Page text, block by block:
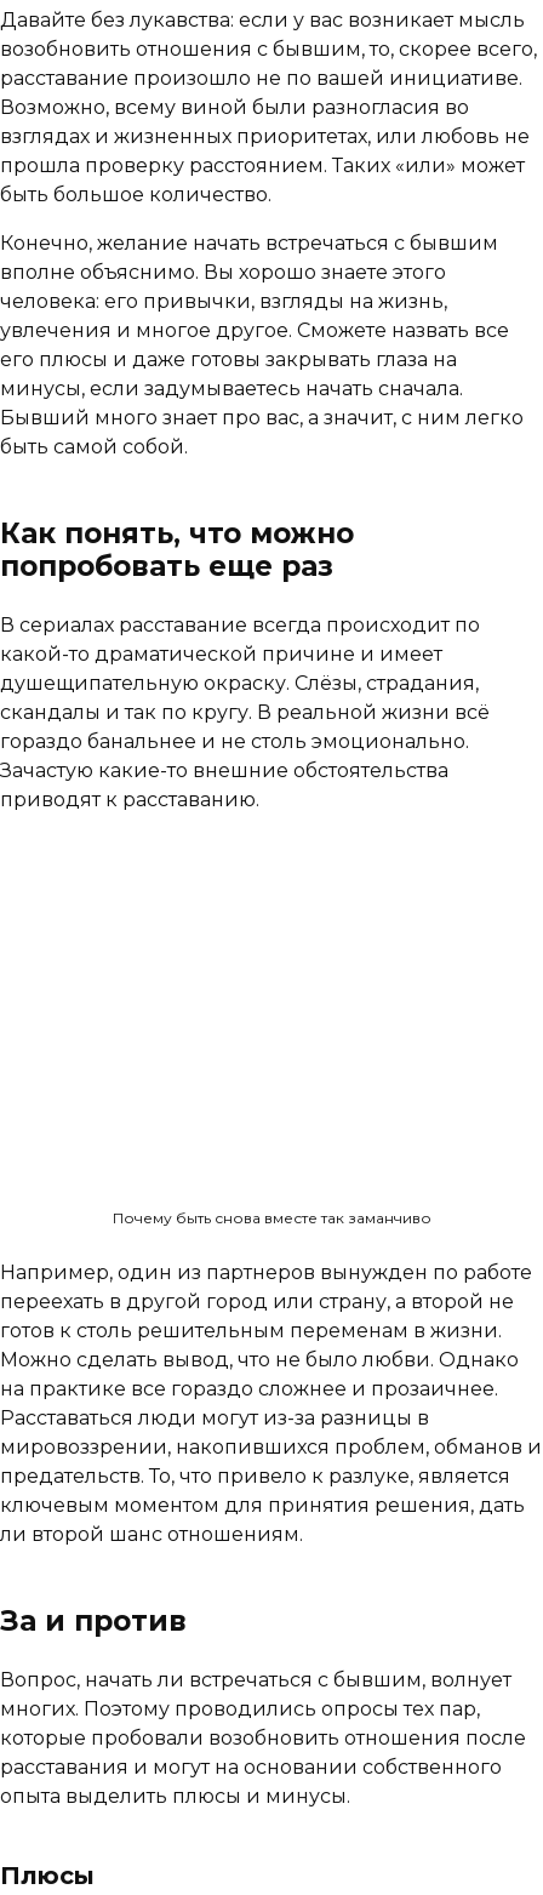
Давайте без лукавства: если у вас возникает мысль
возобновить отношения с бывшим, то, скорее всего,
расставание произошло не по вашей инициативе.
Возможно, всему виной были разногласия во
взглядах и жизненных приоритетах, или любовь не
прошла проверку расстоянием. Таких «или» может
быть большое количество.
Конечно, желание начать встречаться с бывшим
вполне объяснимо. Вы хорошо знаете этого
человека: его привычки, взгляды на жизнь,
увлечения и многое другое. Сможете назвать все
его плюсы и даже готовы закрывать глаза на
минусы, если задумываетесь начать сначала.
Бывший много знает про вас, а значит, с ним легко
быть самой собой.
Как понять, что можно
попробовать еще раз
В сериалах расставание всегда происходит по
какой-то драматической причине и имеет
душещипательную окраску. Слёзы, страдания,
скандалы и так по кругу. В реальной жизни всё
гораздо банальнее и не столь эмоционально.
Зачастую какие-то внешние обстоятельства
приводят к расставанию.
Почему быть снова вместе так заманчиво
Например, один из партнеров вынужден по работе
переехать в другой город или страну, а второй не
готов к столь решительным переменам в жизни.
Можно сделать вывод, что не было любви. Однако
на практике все гораздо сложнее и прозаичнее.
Расставаться люди могут из-за разницы в
мировоззрении, накопившихся проблем, обманов и
предательств. То, что привело к разлуке, является
ключевым моментом для принятия решения, дать
ли второй шанс отношениям.
За и против
Вопрос, начать ли встречаться с бывшим, волнует
многих. Поэтому проводились опросы тех пар,
которые пробовали возобновить отношения после
расставания и могут на основании собственного
опыта выделить плюсы и минусы.
Плюсы